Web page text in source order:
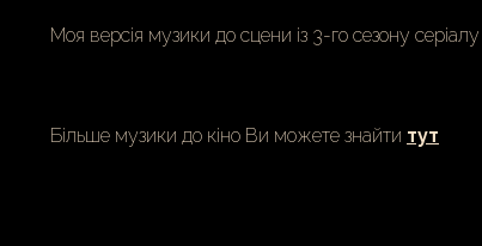
Моя версія музики до сцени із 3-го сезону
Більше музики до кіно Ви можете знайти тут